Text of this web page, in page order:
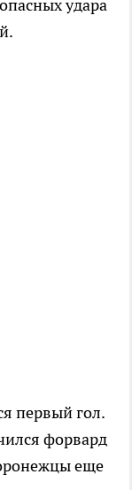
удара
первый гол.
форвард
еще